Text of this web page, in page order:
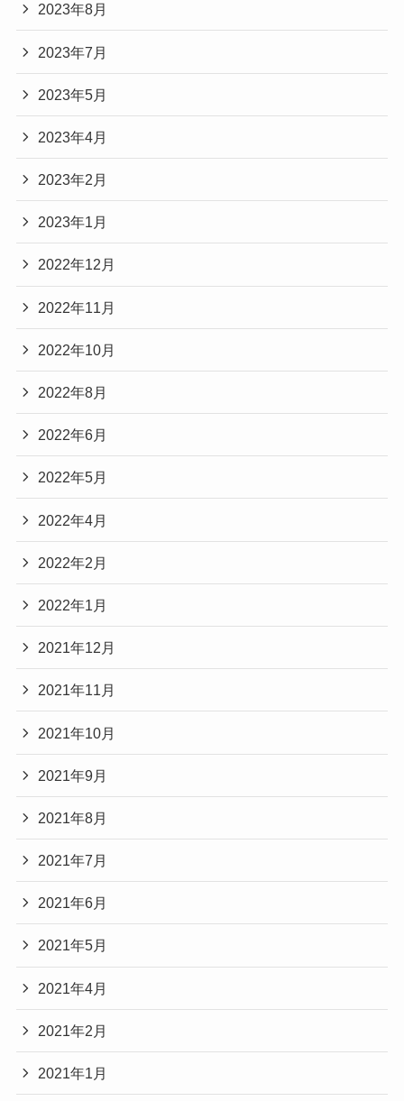
2023年8月
2023年7月
2023年5月
2023年4月
2023年2月
2023年1月
2022年12月
2022年11月
2022年10月
2022年8月
2022年6月
2022年5月
2022年4月
2022年2月
2022年1月
2021年12月
2021年11月
2021年10月
2021年9月
2021年8月
2021年7月
2021年6月
2021年5月
2021年4月
2021年2月
2021年1月